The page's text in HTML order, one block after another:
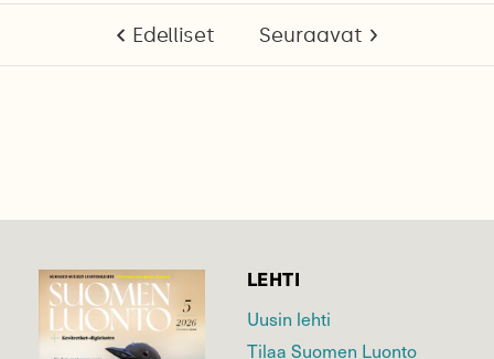
Edelliset Seuraavat
LEHTI
Uusin lehti
Tilaa Suomen Luonto